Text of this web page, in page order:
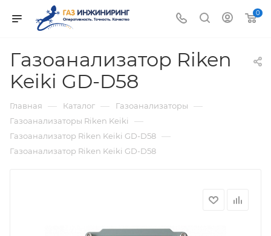
0
Газоанализатор Riken
Keiki GD-D58
Главная — Каталог — Газоанализаторы —
Газоанализаторы Riken Keiki —
Газоанализатор Riken Keiki GD-D58 —
Газоанализатор Riken Keiki GD-D58